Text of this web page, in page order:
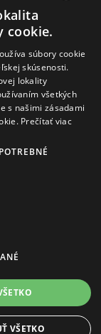
CZECH
FRENCH
cookie.
súbory cookie
skúsenosti.
lokality
všetkých
s našimi zásadami
Prečítať viac
VŠETKO